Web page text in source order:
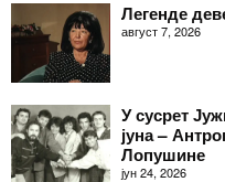
Легенде
август 7, 2026
У сусрет
јуна –
Лопушине
јун 24, 2026